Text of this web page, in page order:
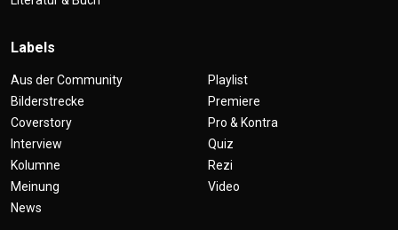
Labels
Aus der Community
Bilderstrecke
Coverstory
Interview
Kolumne
Meinung
News
Playlist
Premiere
Pro & Kontra
Quiz
Rezi
Video